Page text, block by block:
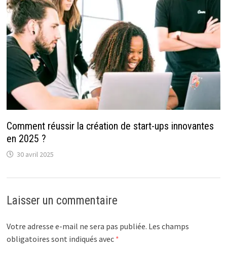
Comment réussir la création de start-ups innovantes
en 2025 ?
30 avril 2025
Laisser un commentaire
Votre adresse e-mail ne sera pas publiée. Les champs
obligatoires sont indiqués avec *